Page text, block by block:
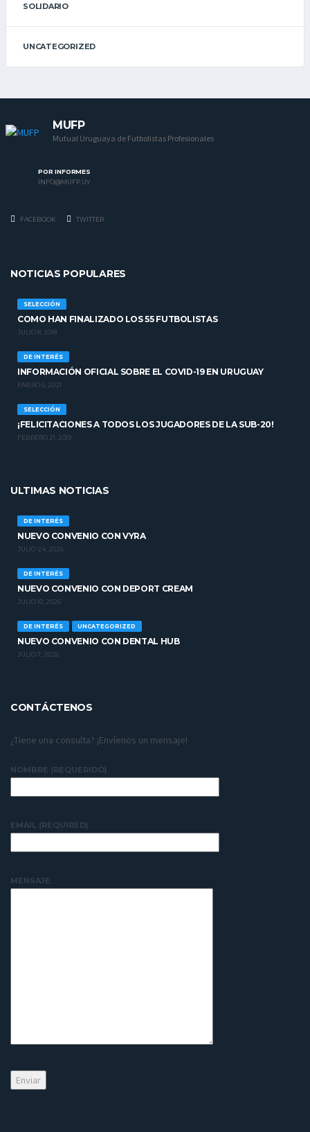
SOLIDARIO
UNCATEGORIZED
MUFP
Mutual Uruguaya de Futbolistas Profesionales
POR INFORMES
INFO@MUFP.UY
FACEBOOK TWITTER
NOTICIAS POPULARES
SELECCIÓN
COMO HAN FINALIZADO LOS 55 FUTBOLISTAS
JULIO 8, 2018
DE INTERÉS
INFORMACIÓN OFICIAL SOBRE EL COVID-19 EN URUGUAY
ENERO 6, 2021
SELECCIÓN
¡FELICITACIONES A TODOS LOS JUGADORES DE LA SUB-20!
FEBRERO 21, 2019
ULTIMAS NOTICIAS
DE INTERÉS
NUEVO CONVENIO CON VYRA
JULIO 24, 2026
DE INTERÉS
NUEVO CONVENIO CON DEPORT CREAM
JULIO 10, 2026
DE INTERÉS UNCATEGORIZED
NUEVO CONVENIO CON DENTAL HUB
JULIO 7, 2026
CONTÁCTENOS
¿Tiene una consulta? ¡Envíenos un mensaje!
NOMBRE (REQUERIDO)
EMAIL (REQUIRED)
MENSAJE